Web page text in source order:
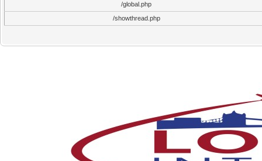
/global.php
/showthread.php